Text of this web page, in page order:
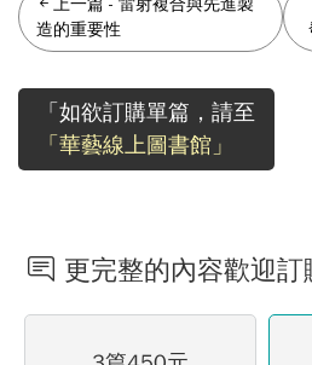
上一篇 - 雷射複合與先進製
造的重要性
「如欲訂購單篇，請至
「華藝線上圖書館」
更完整的內容歡迎